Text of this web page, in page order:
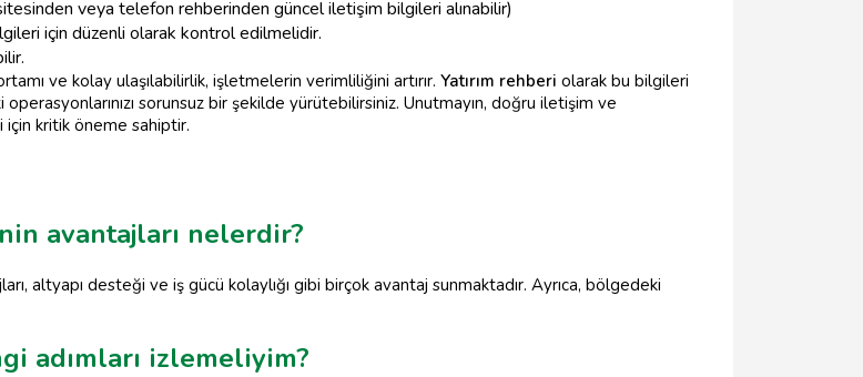
veya telefon rehberinden güncel iletişim bilgileri alınabilir)
için düzenli olarak kontrol edilmelidir.
ve kolay ulaşılabilirlik, işletmelerin verimliliğini artırır. Yatırım rehberi olarak bu bilgileri
operasyonlarınızı sorunsuz bir şekilde yürütebilirsiniz. Unutmayın, doğru iletişim ve
için kritik öneme sahiptir.
avantajları nelerdir?
altyapı desteği ve iş gücü kolaylığı gibi birçok avantaj sunmaktadır. Ayrıca, bölgedeki
adımları izlemeliyim?